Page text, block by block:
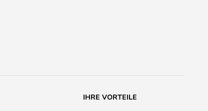
IHRE VORTEILE